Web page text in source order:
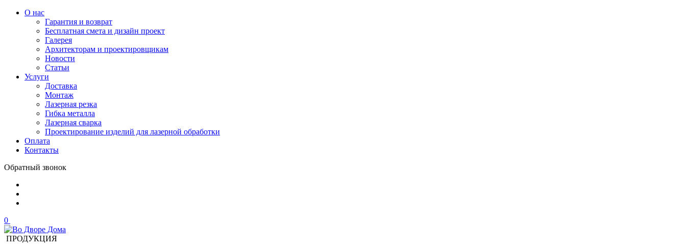
О нас
Гарантия и возврат
Бесплатная смета и дизайн проект
Галерея
Архитекторам и проектировщикам
Новости
Статьи
Услуги
Доставка
Монтаж
Лазерная резка
Гибка металла
Лазерная сварка
Проектирование изделий для лазерной обработки
Оплата
Контакты
Обратный звонок
0
ПРОДУКЦИЯ